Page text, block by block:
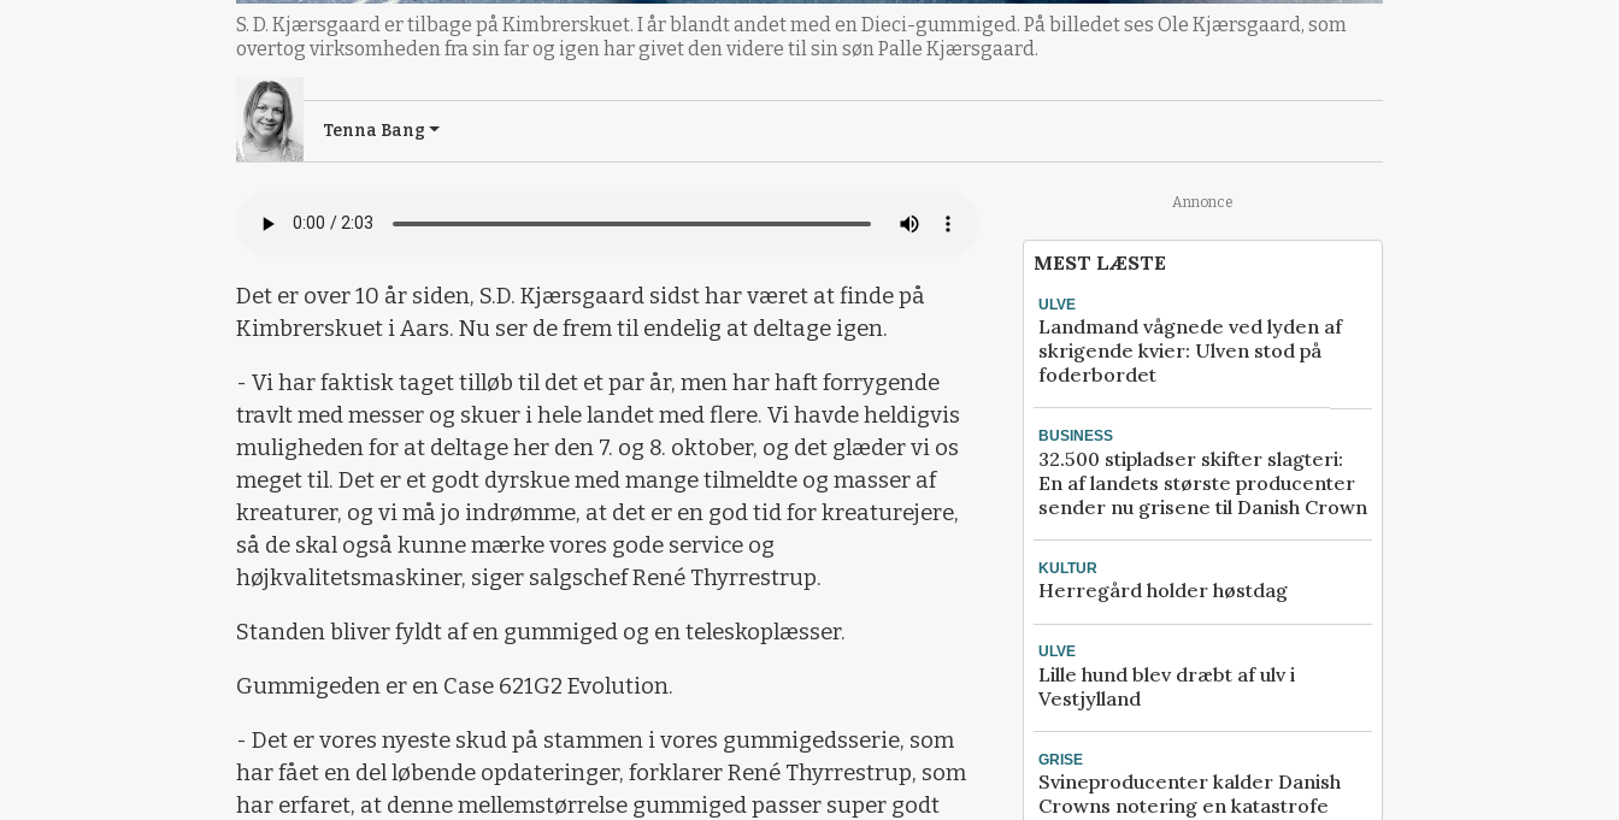
S. D. Kjærsgaard er tilbage på Kimbrerskuet. I år blandt andet med en Dieci-gummiged. På billedet ses Ole Kjærsgaard, som
overtog virksomheden fra sin far og igen har givet den videre til sin søn Palle Kjærsgaard.
Tenna Bang
Det er over 10 år siden, S.D. Kjærsgaard sidst har været at finde på
Kimbrerskuet i Aars. Nu ser de frem til endelig at deltage igen.
- Vi har faktisk taget tilløb til det et par år, men har haft forrygende
travlt med messer og skuer i hele landet med flere. Vi havde heldigvis
muligheden for at deltage her den 7. og 8. oktober, og det glæder vi os
meget til. Det er et godt dyrskue med mange tilmeldte og masser af
kreaturer, og vi må jo indrømme, at det er en god tid for kreaturejere,
så de skal også kunne mærke vores gode service og
højkvalitetsmaskiner, siger salgschef René Thyrrestrup.
Standen bliver fyldt af en gummiged og en teleskoplæsser.
Gummigeden er en Case 621G2 Evolution.
- Det er vores nyeste skud på stammen i vores gummigedsserie, som
har fået en del løbende opdateringer, forklarer René Thyrrestrup, som
har erfaret, at denne mellemstørrelse gummiged passer super godt
Annonce
MEST LÆSTE
ULVE
Landmand vågnede ved lyden af
skrigende kvier: Ulven stod på
foderbordet
BUSINESS
32.500 stipladser skifter slagteri:
En af landets største producenter
sender nu grisene til Danish Crown
KULTUR
Herregård holder høstdag
ULVE
Lille hund blev dræbt af ulv i
Vestjylland
GRISE
Svineproducenter kalder Danish
Crowns notering en katastrofe